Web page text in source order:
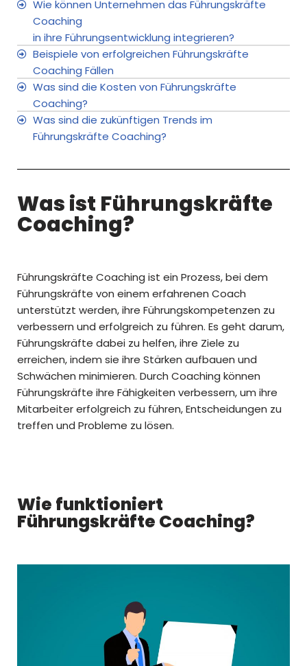
Wie können Unternehmen das Führungskräfte
Coaching
in ihre Führungsentwicklung integrieren?
Beispiele von erfolgreichen Führungskräfte
Coaching Fällen
Was sind die Kosten von Führungskräfte
Coaching?
Was sind die zukünftigen Trends im
Führungskräfte Coaching?
Was ist Führungskräfte
Coaching?
Führungskräfte Coaching ist ein Prozess, bei dem
Führungskräfte von einem erfahrenen Coach
unterstützt werden, ihre Führungskompetenzen zu
verbessern und erfolgreich zu führen. Es geht darum,
Führungskräfte dabei zu helfen, ihre Ziele zu
erreichen, indem sie ihre Stärken aufbauen und
Schwächen minimieren. Durch Coaching können
Führungskräfte ihre Fähigkeiten verbessern, um ihre
Mitarbeiter erfolgreich zu führen, Entscheidungen zu
treffen und Probleme zu lösen.
Wie funktioniert
Führungskräfte Coaching?